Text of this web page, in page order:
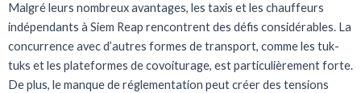
Malgré leurs nombreux avantages, les taxis et les chauffeurs
indépendants à Siem Reap rencontrent des défis considérables. La
concurrence avec d’autres formes de transport, comme les tuk-
tuks et les plateformes de covoiturage, est particulièrement forte.
De plus, le manque de réglementation peut créer des tensions